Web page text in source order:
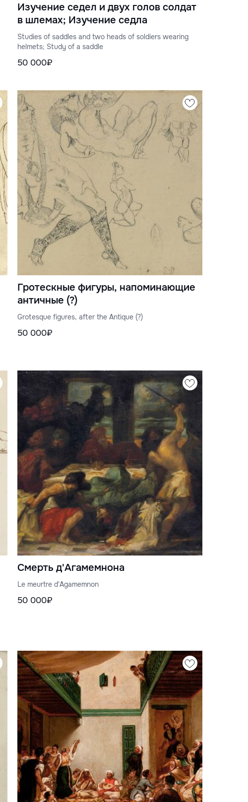
Изучение седел и двух голов солдат
в шлемах; Изучение седла
Studies of saddles and two heads of soldiers wearing
helmets; Study of a saddle
50 000₽
Гротескные фигуры, напоминающие
античные (?)
Grotesque figures, after the Antique (?)
50 000₽
Смерть д'Агамемнона
Le meurtre d'Agamemnon
50 000₽